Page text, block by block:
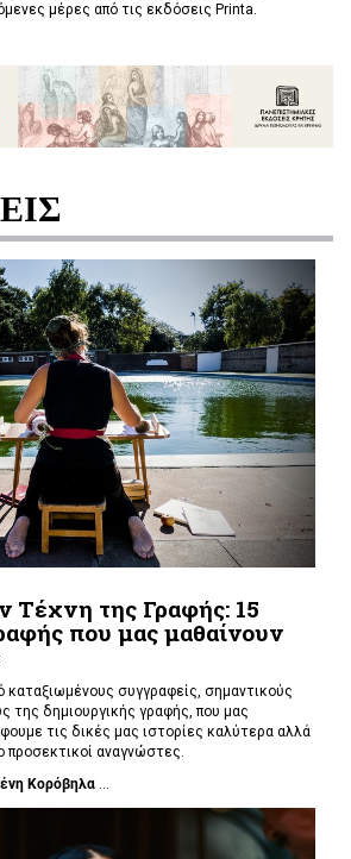
μέρες από τις εκδόσεις Printa.
Τέχνη της Γραφής: 15
που μας μαθαίνουν
καταξιωμένους συγγραφείς, σημαντικούς
της δημιουργικής γραφής, που μας
τις δικές μας ιστορίες καλύτερα αλλά
προσεκτικοί αναγνώστες.
Κορόβηλα ...